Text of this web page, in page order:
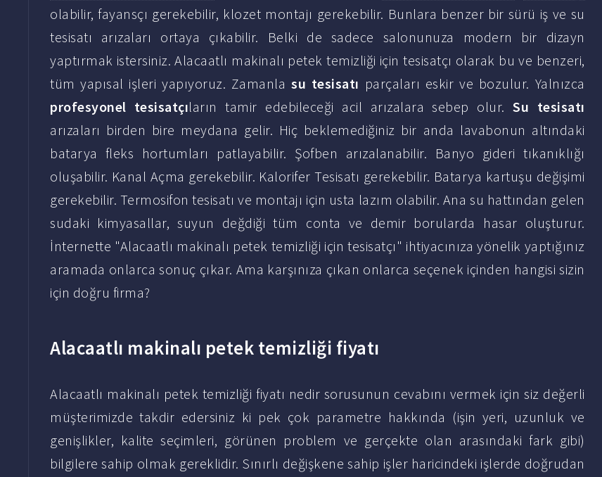
olabilir, fayansçı gerekebilir, klozet montajı gerekebilir. Bunlara benzer bir sürü iş ve su
tesisatı arızaları ortaya çıkabilir. Belki de sadece salonunuza modern bir dizayn
yaptırmak istersiniz. Alacaatlı makinalı petek temizliği için tesisatçı olarak bu ve benzeri,
tüm yapısal işleri yapıyoruz. Zamanlasu tesisatı parçaları eskir ve bozulur. Yalnızca
profesyonel tesisatçıların tamir edebileceği acil arızalara sebep olur.Su tesisatı
arızaları birden bire meydana gelir. Hiç beklemediğiniz bir anda lavabonun altındaki
batarya fleks hortumları patlayabilir. Şofben arızalanabilir. Banyo gideri tıkanıklığı
oluşabilir. Kanal Açma gerekebilir. Kalorifer Tesisatı gerekebilir. Batarya kartuşu değişimi
gerekebilir. Termosifon tesisatı ve montajı için usta lazım olabilir. Ana su hattından gelen
sudaki kimyasallar, suyun değdiği tüm conta ve demir borularda hasar oluşturur.
İnternette "Alacaatlı makinalı petek temizliği için tesisatçı" ihtiyacınıza yönelik yaptığınız
aramada onlarca sonuç çıkar. Ama karşınıza çıkan onlarca seçenek içinden hangisi sizin
için doğru firma?
Alacaatlı makinalı petek temizliği fiyatı
Alacaatlı makinalı petek temizliği fiyatı nedir sorusunun cevabını vermek için siz değerli
müşterimizde takdir edersiniz ki pek çok parametre hakkında (işin yeri, uzunluk ve
genişlikler, kalite seçimleri, görünen problem ve gerçekte olan arasındaki fark gibi)
bilgilere sahip olmak gereklidir. Sınırlı değişkene sahip işler haricindeki işlerde doğrudan